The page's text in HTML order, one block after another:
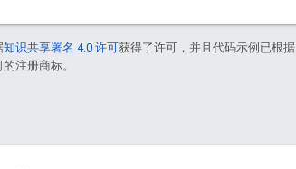
知识共享署名 4.0 许可获得了许可，并且代码示例已根据
注册商标。